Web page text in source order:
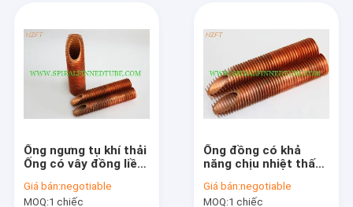
Các sản phẩm
Về chúng tôi
Tham quan nhà máy
Ống ngưng tụ khí thải
Ống có vây đồng liền
đích uốn và cuộn
Giá bán:negotiable
MOQ:1 chiếc
Ống đồng có khả
năng chịu nhiệt thấp
thuật ô tô
Giá bán:negotiable
MOQ:1 chiếc